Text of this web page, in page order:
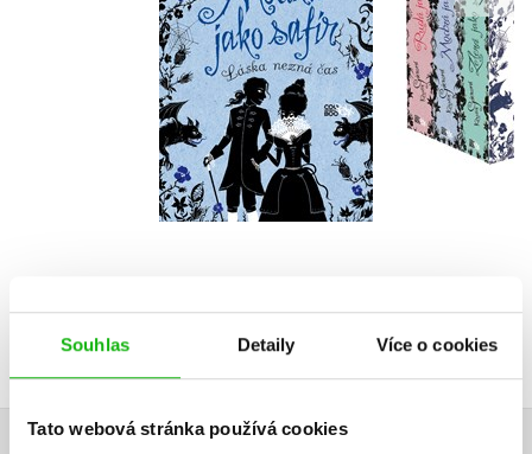
Souhlas Detaily Více o cookies
Tato webová stránka používá cookies
Do košíku
399 Kč
120 Kč
Do
799 Kč